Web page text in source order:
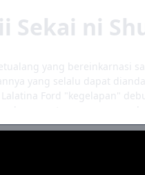
Sekai ni
yang bereinkarnasi
yang selalu dapat
Ford "kegelapan"
- tugas yang
kelompok; Mereka terus